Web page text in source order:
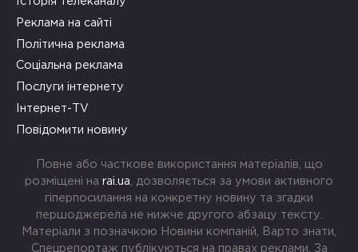
Реклама на сайті
Політична реклама
Соціальна реклама
Послуги інтернету
Інтернет-TV
Повідомити новину
Повне або часткове використання матеріалів, що
розміщені на rai.ua , дозволяється за умови активного
гіперпосилання на конкретну новину та згадки
першоджерела не нижче другого абзацу тексту.
Матеріали з позначкою Новини компаній, Варто знати,
Спецрепортаж публікуються на правах реклами. За